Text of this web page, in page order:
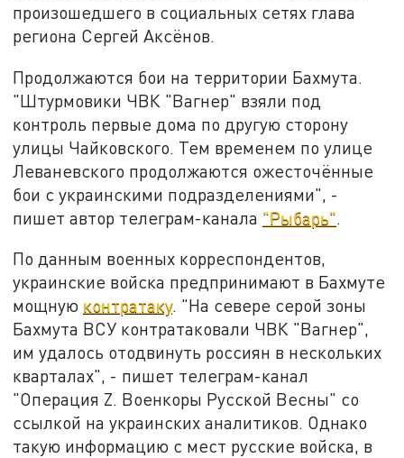
произошедшего в социальных сетях глава
региона Сергей Аксёнов.
Продолжаются бои на территории Бахмута.
"Штурмовики ЧВК "Вагнер" взяли под
контроль первые дома по другую сторону
улицы Чайковского. Тем временем по улице
Леваневского продолжаются ожесточённые
бои с украинскими подразделениями", -
пишет автор телеграм-канала "Рыбарь"
По данным военных корреспондентов,
украинские войска предпринимают в Бахмуте
мощную контратаку. "На севере серой зоны
Бахмута ВСУ контратаковали ЧВК "Вагнер",
им удалось отодвинуть россиян в нескольких
кварталах", - пишет телеграм-канал
"Операция Z. Военкоры Русской Весны" со
ссылкой на украинских аналитиков. Однако
такую информацию с мест русские войска, в